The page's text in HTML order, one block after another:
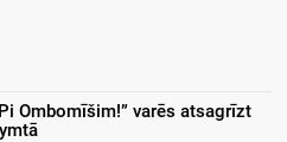
Ombomīšim!” varēs atsagrīzt